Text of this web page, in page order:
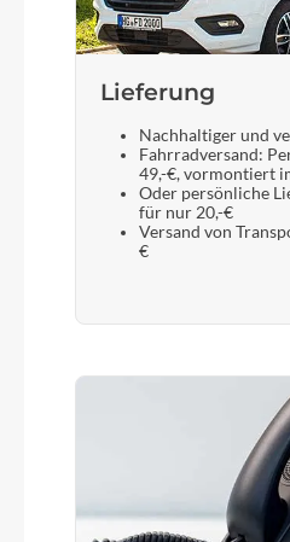
Lieferung
Nachhaltiger und
Fahrradversand:
49,-€, vormontiert
Oder persönliche
für nur 20,-€
Versand von
€